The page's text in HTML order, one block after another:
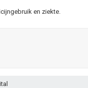
en ziekte.